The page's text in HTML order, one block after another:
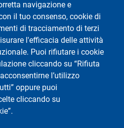
navigazione e
il tuo consenso, cookie di
di tracciamento di terzi
l'efficacia delle attività
Puoi rifiutare i cookie
cliccando su “Rifiuta
l’utilizzo
oppure puoi
cliccando su
e Sociali
di Ateneo